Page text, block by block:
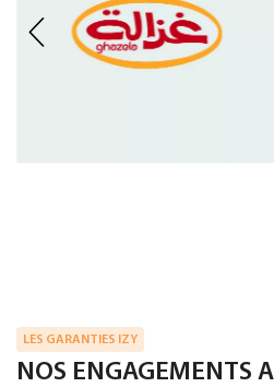
LES GARANTIES IZY
NOS ENGAGEMENTS